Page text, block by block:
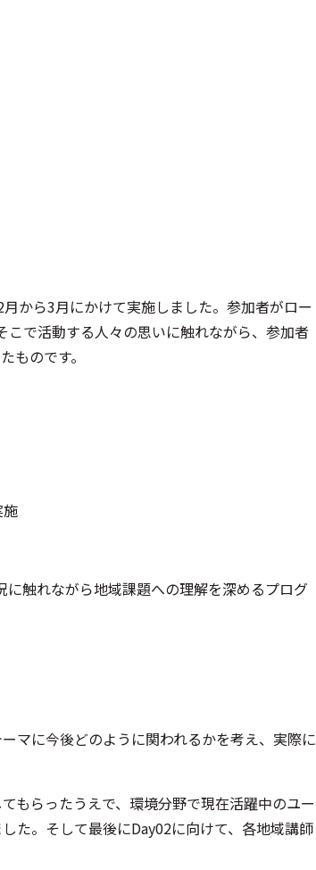
から3月にかけて実施しました。参加者がロー
で活動する人々の思いに触れながら、参加者
ものです。
施
触れながら地域課題への理解を深めるプログ
マに今後どのように関われるかを考え、実際に
もらったうえで、環境分野で現在活躍中のユー
た。そして最後にDay02に向けて、各地域講師